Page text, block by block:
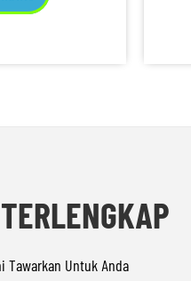
Tawarkan Untuk Anda